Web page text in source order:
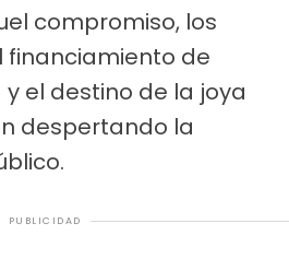
compromiso, los
financiamiento de
y el destino de la joya
despertando la
PUBLICIDAD